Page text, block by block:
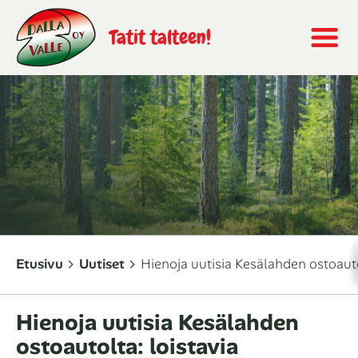
Tatit talteen!
Etusivu Uutiset Hienoja uutisia Kesälahden
Hienoja uutisia Kesälahden
ostoautolta: loistavia